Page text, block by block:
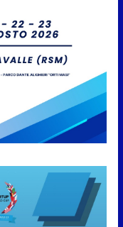
alla carriera
FIFA+ e DAZN